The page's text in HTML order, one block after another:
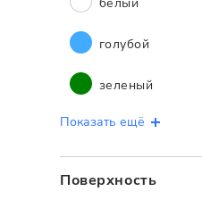
голубой
зеленый
Показать ещё
Поверхность